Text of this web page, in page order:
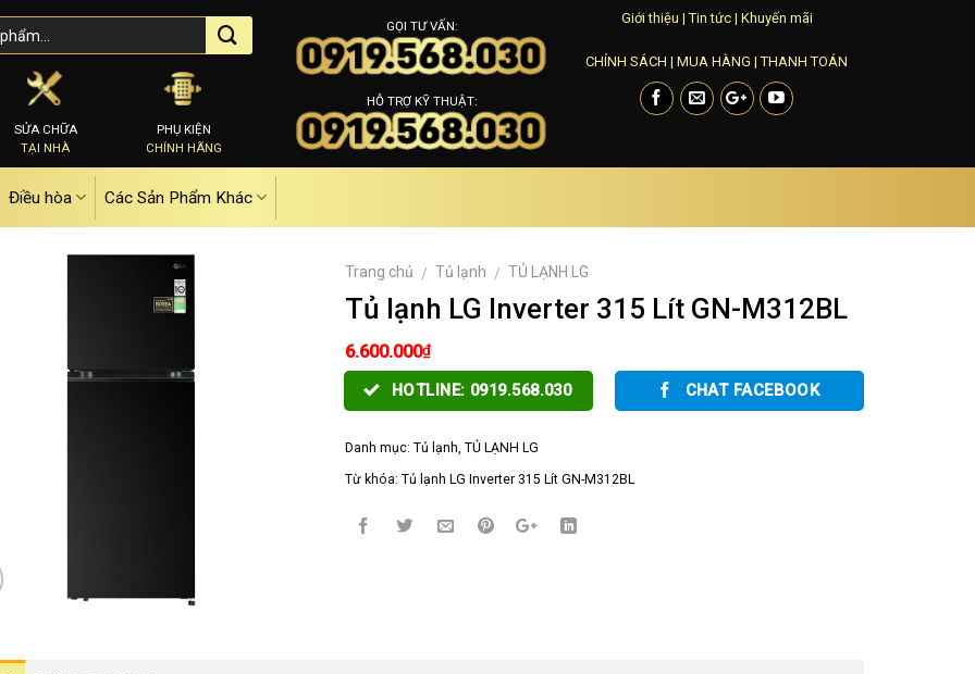
SỬA CHỮA
TẠI NHÀ
PHỤ KIỆN
CHÍNH HÃNG
GỌI TƯ VẤN:
HỖ TRỢ KỸ THUẬT:
Giới thiệu |Tin tức| Khuyến mãi
CHÍNH SÁCH |MUA HÀNG |THANH TOÁN
Điều hòa Các Sản Phẩm Khác
Trang chủ / Tủ lạnh / TỦ LẠNH LG
Tủ lạnh LG Inverter 315 Lít GN-M312BL
6.600.000₫
HOTLINE: 0919.568.030 CHAT FACEBOOK
Danh mục: Tủ lạnh, TỦ LẠNH LG
Từ khóa: Tủ lạnh LG Inverter 315 Lít GN-M312BL